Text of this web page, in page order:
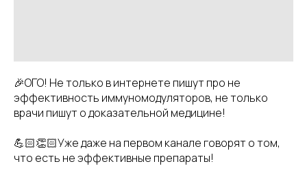
🎉ОГО! Не только в интернете пишут про не
эффективность иммуномодуляторов, не только
врачи пишут о доказательной медицине!
💪🏻👏🏻Уже даже на первом канале говорят о том,
что есть не эффективные препараты!